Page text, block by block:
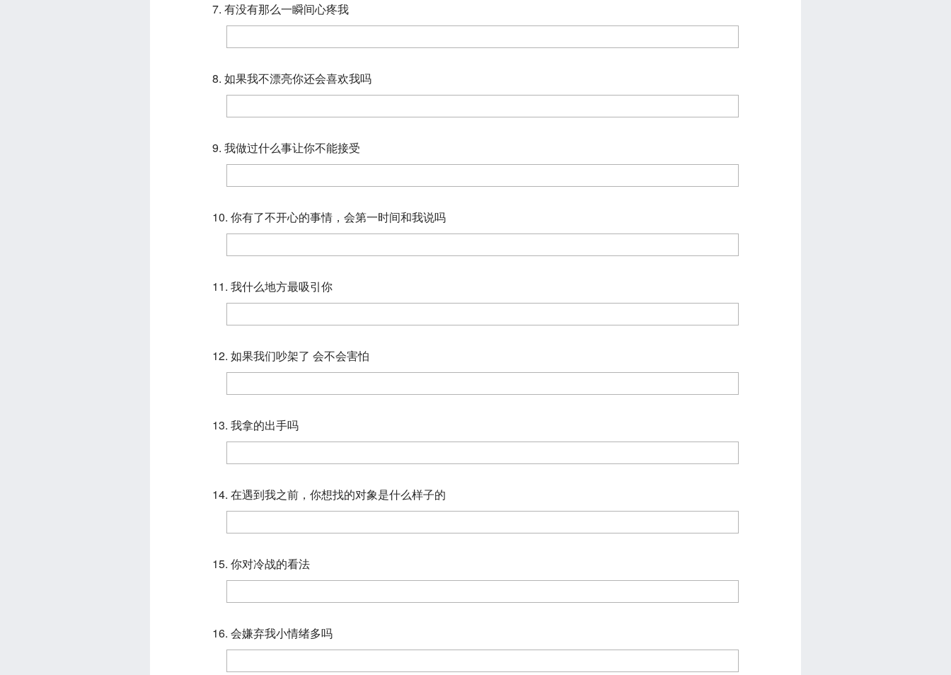
7. 有没有那么一瞬间心疼我
8. 如果我不漂亮你还会喜欢我吗
9. 我做过什么事让你不能接受
10. 你有了不开心的事情，会第一时间和我说吗
11. 我什么地方最吸引你
12. 如果我们吵架了 会不会害怕
13. 我拿的出手吗
14. 在遇到我之前，你想找的对象是什么样子的
15. 你对冷战的看法
16. 会嫌弃我小情绪多吗